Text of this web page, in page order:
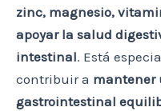
zinc, magnesio,
apoyar la salud
intestinal. Está
contribuir a mantener
gastrointestinal